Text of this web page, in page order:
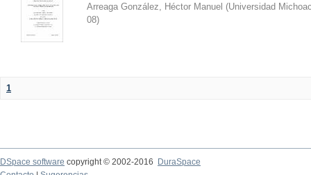
Arreaga González, Héctor Manuel (Universidad
08)
1
DSpace software copyright © 2002-2016
DuraSpace